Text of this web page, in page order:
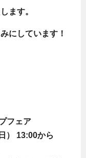
ます。
にしています！
フェア
13:00から